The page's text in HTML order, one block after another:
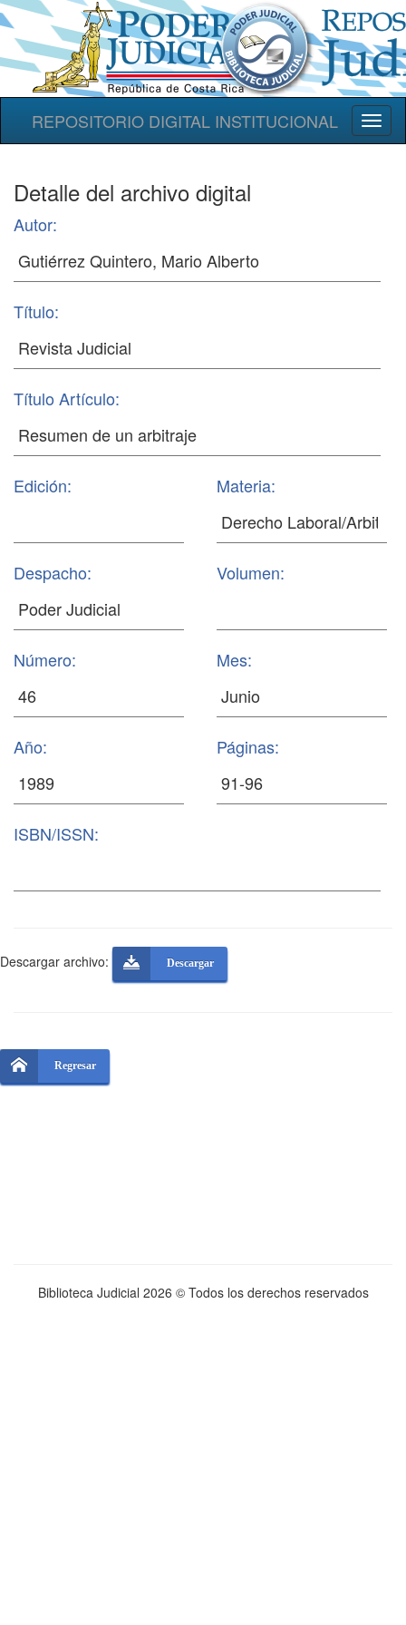
REPOSITORIO DIGITAL INSTITUCIONAL
Detalle del archivo digital
Autor:
Título:
Título Artículo:
Edición: Materia:
Despacho: Volumen:
Número: Mes:
Año: Páginas:
ISBN/ISSN:
Descargar archivo: Descargar
Regresar
Biblioteca Judicial 2026 © Todos los derechos reservados